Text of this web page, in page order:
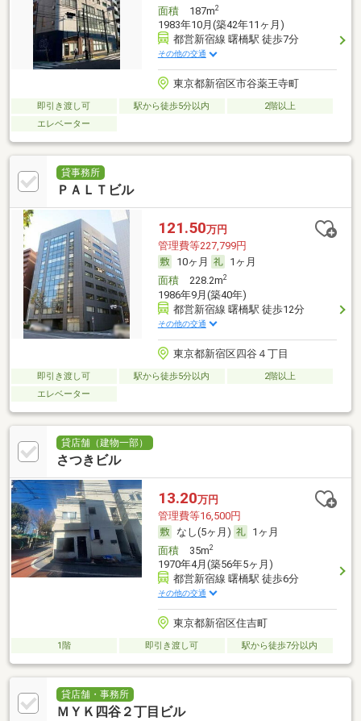
面積187m2
1983年10月(築42年11ヶ月)
都営新宿線 曙橋駅 徒歩7分
その他の交通
東京都新宿区市谷薬王寺町
即引き渡し可 駅から徒歩5分以内
2階以上
エレベーター
貸事務所
ＰＡＬＴビル
121.50万円
管理費等227,799円
10ヶ月
1ヶ月
面積228.2m2
1986年9月(築40年)
都営新宿線 曙橋駅 徒歩12分
その他の交通
東京都新宿区四谷４丁目
即引き渡し可 駅から徒歩5分以内
2階以上
エレベーター
貸店舗（建物一部）
さつきビル
13.20万円
管理費等16,500円
なし(5ヶ月)
1ヶ月
面積35m2
1970年4月(築56年5ヶ月)
都営新宿線 曙橋駅 徒歩6分
その他の交通
東京都新宿区住吉町
1階 即引き渡し可 駅から徒歩7分以内
貸店舗・事務所
ＭＹＫ四谷２丁目ビル